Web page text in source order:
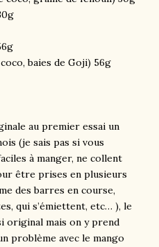
baies de Goji) 56g
au premier essai un
(je sais pas si vous
à manger, ne collent
être prises en plusieurs
des barres en course,
qui s’émiettent, etc… ), le
original mais on y prend
problème avec le mango